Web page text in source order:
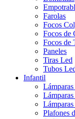
Farolas
Focos
Focos de
Focos de
Paneles
Tiras Led
Tubos
Infantil
Plafones